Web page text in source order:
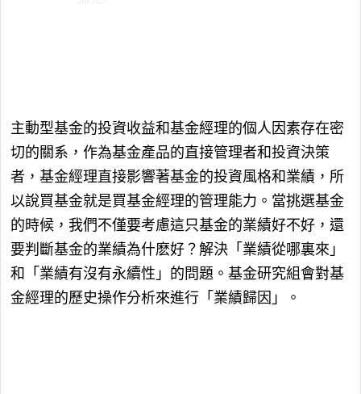
主動型基金的投資收益和基金經理的個人因素存在密
切的關系，作為基金產品的直接管理者和投資決策
者，基金經理直接影響著基金的投資風格和業績，所
以說買基金就是買基金經理的管理能力。當挑選基金
的時候，我們不僅要考慮這只基金的業績好不好，還
要判斷基金的業績為什麽好？解決「業績從哪裏來」
和「業績有沒有永續性」的問題。基金研究組會對基
金經理的歷史操作分析來進行「業績歸因」。